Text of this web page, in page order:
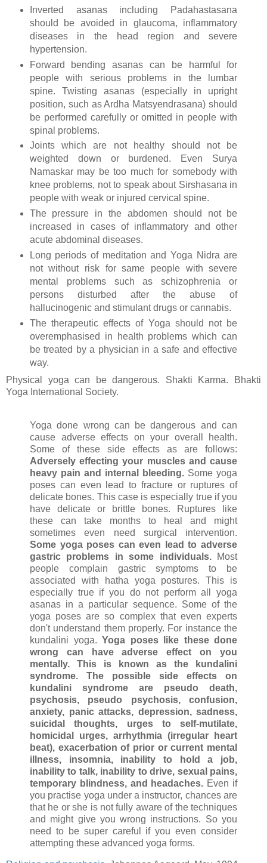
Inverted asanas including Padahastasana
should be avoided in glaucoma, inflammatory
diseases in the head region and severe
hypertension.
Forward bending asanas can be harmful for
people with serious problems in the lumbar
spine. Twisting asanas (especially in upright
position, such as Ardha Matsyendrasana) should
be performed carefully or omitted in people with
spinal problems.
Joints which are not healthy should not be
weighted down or burdened. Even Surya
Namaskar may be too much for somebody with
knee problems, not to speak about Sirshasana in
people with weak or injured cervical spine.
The pressure in the abdomen should not be
increased in cases of inflammatory and other
acute abdominal diseases.
Long periods of meditation and Yoga Nidra are
not without risk for same people with severe
mental problems such as schizophrenia or
persons disturbed after the abuse of
hallucinogenic and stimulant drugs or cannabis.
The therapeutic effects of Yoga should not be
overemphasised in health problems which can
be treated by a physician in a safe and effective
way.
Physical yoga can be dangerous. Shakti Karma. Bhakti
Yoga International Society.
Yoga done wrong can be dangerous and can
cause adverse effects on your overall health.
Some of these side effects as are follows:
Adversely effecting your muscles and cause
heavy pain and internal bleeding. Some yoga
poses can even lead to fracture or ruptures of
delicate bones. This case is especially true if you
have delicate or brittle bones. Ruptures like
these can take months to heal and might
sometimes even need surgical intervention.
Some yoga poses can even lead to adverse
gastric problems in some individuals.Most
people complain gastric symptoms to be
associated with hatha yoga postures. This is
especially true if you do not perform all yoga
asanas in a particular sequence. Some of the
yoga poses are so complex that even experts
don't understand them properly. For instance the
kundalini yoga. Yoga poses like these done
wrong can have adverse effect on you
mentally. This is known as the kundalini
syndrome. The possible side effects on
kundalini syndrome are pseudo death,
psychosis, pseudo psychosis, confusion,
anxiety, panic attacks, depression, sadness,
suicidal thoughts, urges to self-mutilate,
homicidal urges, arrhythmia (irregular heart
beat), exacerbation of prior or current mental
illness, insomnia, inability to hold a job,
inability to talk, inability to drive, sexual pains,
temporary blindness, and headaches. Even if
you practise yoga under a instructor, chances are
that he or she is not fully aware of the techniques
and might give you wrong instructions. So you
need to be super careful if you even consider
attempting these advanced yoga forms.